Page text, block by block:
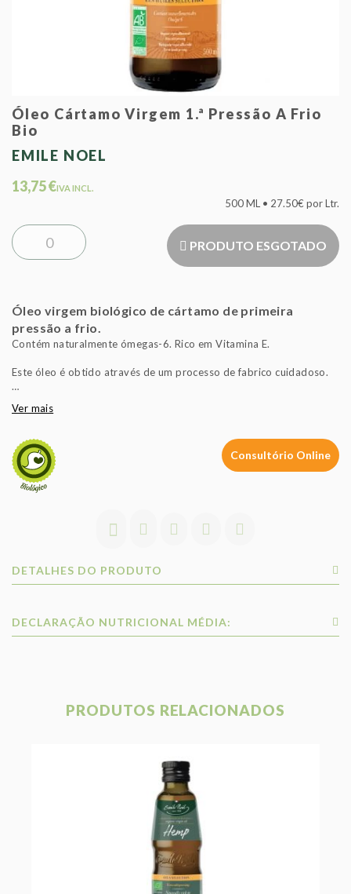
Óleo Cártamo Virgem 1.ª Pressão A Frio
Bio
EMILE NOEL
13,75 €IVA INCL.
500 ML • 27.50€ por Ltr.
PRODUTO ESGOTADO
Óleo virgem biológico de cártamo de primeira
pressão a frio.
Contém naturalmente ómegas-6. Rico em Vitamina E.
Este óleo é obtido através de um processo de fabrico cuidadoso.
através de papel, desta forma salvaguarda-se toda a riqueza e
óleos, garantindo pouca acidez natural, uma bela cor e gosto
agradável.
Ver mais
Consultório Online
DETALHES DO PRODUTO
DECLARAÇÃO NUTRICIONAL MÉDIA:
PRODUTOS RELACIONADOS